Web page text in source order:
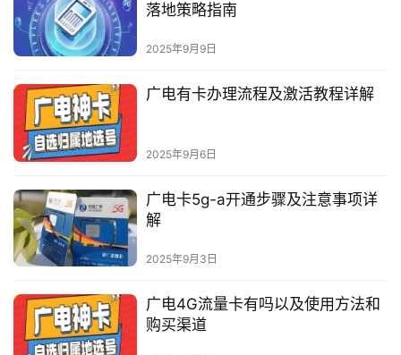
落地策略指南
2025年9月9日
广电有卡办理流程及激活教程详解
2025年9月6日
广电卡5g-a开通步骤及注意事项详
解
2025年9月3日
广电4G流量卡有吗以及使用方法和
购买渠道